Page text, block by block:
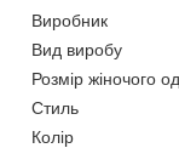
Виробник
Вид виробу
Розмір жіночого
Стиль
Колір